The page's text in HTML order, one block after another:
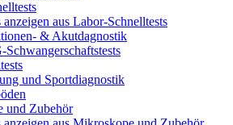
anzeigen aus Labor-Schnelltests
& Akutdagnostik
Schwangerschaftstests
und Sportdiagnostik
und Zubehör